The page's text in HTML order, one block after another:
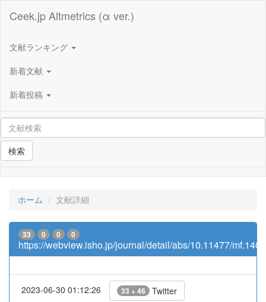
Ceek.jp Altmetrics (α ver.)
文献ランキング
新着文献
新着投稿
検索
ホーム 文献詳細
33 0 0 0
https://webview.isho.jp/journal/detail/abs/10.11477/
2023-06-30 01:12:26 33 + 46 Twitter